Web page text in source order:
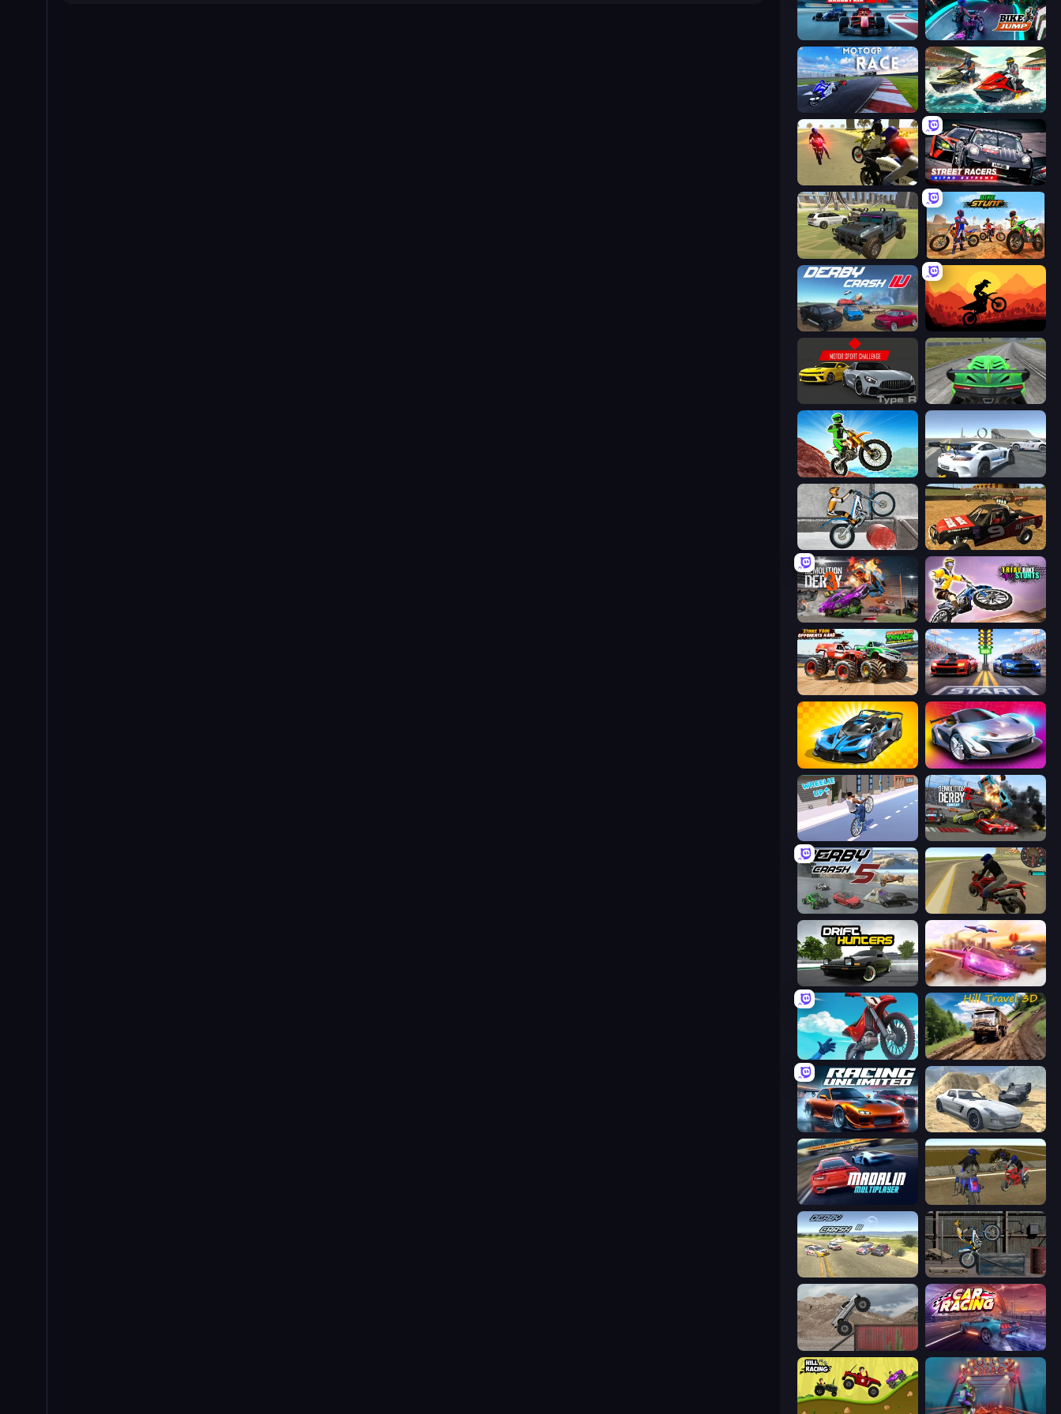
Crazy Grand Prix Bike Jump
MotoGP: Motocross Race Jetski Race
3D Moto Simulator 2 Street Racers Nitro Extreme
4x4 Offroader Bike Stunts Race Bike Games 3D
Derby Crash 4 Sunset Bike Racing
Motor Sport Challenge Type R Speed Racing Pro 2
Dirt Bike Mad Skills
Trials Ice Ride Offroad Dirt Racing 3D
Demolition Derby 3 Trial Bike Epic Stunts
Monster Truck Demolition Derby Street Racer 2
GT Cars Mega Ramps Grand Cyber City
Wheelie Up Demolition Derby 2
Derby Crash 5 Moto Rider 3D
Drift Hunters Ultimate Flying Car
Airborne Motocross Hill Travel 3D
Racing Unlimited Derby Crash 2
Crazy Moto Stunts
Derby Crash 3 Trials Ride
Hard Wheels Car Games: Car Racing Game